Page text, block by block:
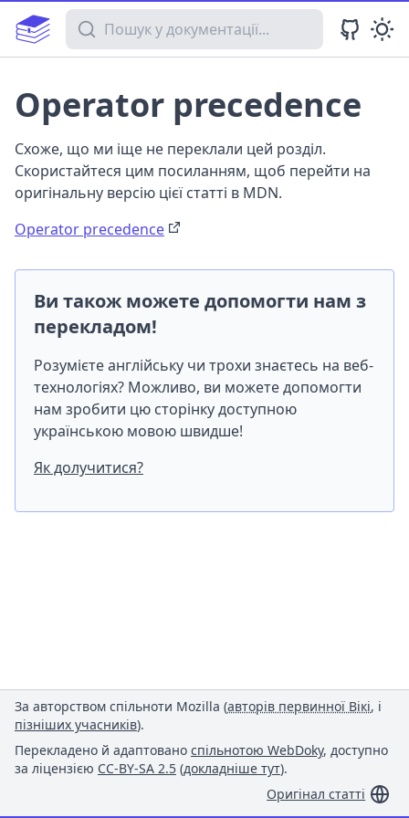
Пошук у документації
Operator precedence
Схоже, що ми іще не переклали цей розділ.
Скористайтеся цим посиланням, щоб перейти на
оригінальну версію цієї статті в MDN.
Operator precedence
Ви також можете допомогти нам з
перекладом!
Розумієте англійську чи трохи знаєтесь на веб-
технологіях? Можливо, ви можете допомогти
нам зробити цю сторінку доступною
українською мовою швидше!
Як долучитися?
За авторством спільноти Mozilla (авторів первинної Вікі, і
пізніших учасників).
Перекладено й адаптовано спільнотою WebDoky, доступно
за ліцензією CC-BY-SA 2.5 (докладніше тут).
Оригінал статті